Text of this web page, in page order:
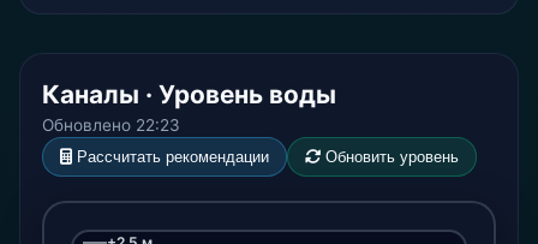
Каналы · Уровень воды
Обновлено 22:23
Рассчитать рекомендации Обновить уровень